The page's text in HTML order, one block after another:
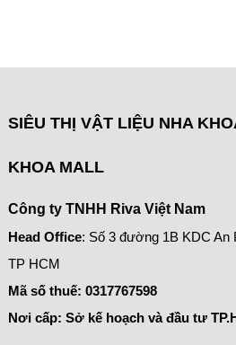
SIÊU THỊ VẬT LIỆU NHA
KHOA MALL
Công ty TNHH Riva Việt Nam
Head Office: Số 3 đường 1B KDC An
TP HCM
Mã số thuế: 0317767598
Nơi cấp: Sở kế hoạch và đầu tư